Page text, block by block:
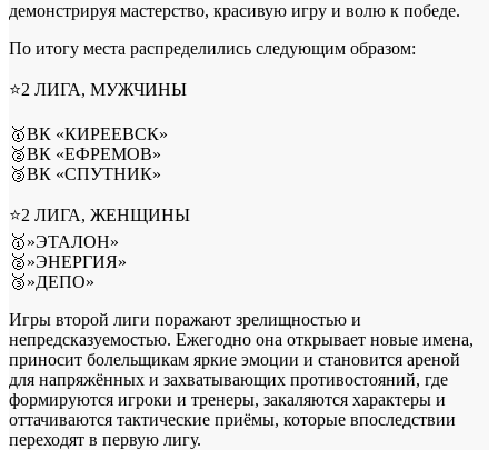
демонстрируя мастерство, красивую игру и волю к победе.
По итогу места распределились следующим образом:
⭐2 ЛИГА, МУЖЧИНЫ
🥇ВК «КИРЕЕВСК»
🥈ВК «ЕФРЕМОВ»
🥉ВК «СПУТНИК»
⭐2 ЛИГА, ЖЕНЩИНЫ
🥇»ЭТАЛОН»
🥈»ЭНЕРГИЯ»
🥉»ДЕПО»
Игры второй лиги поражают зрелищностью и
непредсказуемостью. Ежегодно она открывает новые имена,
приносит болельщикам яркие эмоции и становится ареной
для напряжённых и захватывающих противостояний, где
формируются игроки и тренеры, закаляются характеры и
оттачиваются тактические приёмы, которые впоследствии
переходят в первую лигу.